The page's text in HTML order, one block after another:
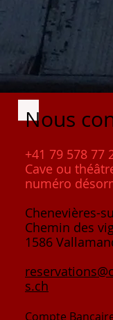
Nous
+41 79 578 77
Cave ou
numéro
Chenevières-
Chemin des
1586
s.ch
Compte